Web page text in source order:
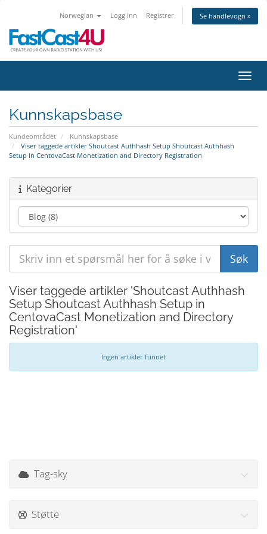
Norwegian Logg inn Registrer Se handlevogn »
Bytt
Kunnskapsbase
Kundeområdet
Kunnskapsbase
Viser taggede artikler Shoutcast Authhash Setup Shoutcast Authhash
Setup in CentovaCast Monetization and Directory Registration
Kategorier
Viser taggede artikler 'Shoutcast Authhash
Setup Shoutcast Authhash Setup in
CentovaCast Monetization and Directory
Registration'
Ingen artikler funnet
Tag-sky
Støtte